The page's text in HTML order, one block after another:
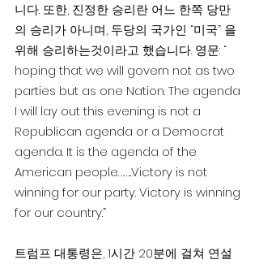
니다. 또한, 진정한 승리란 어느 한쪽 당만
의 승리가 아니며, 두당의 국가인 “미국” 을
위해 승리하는것이라고 했습니다. 영문: “
hoping that we will govern not as two
parties but as one Nation. The agenda
I will lay out this evening is not a
Republican agenda or a Democrat
agenda. It is the agenda of the
American people……..Victory is not
winning for our party. Victory is winning
for our country.”
트럼프 대통령은, 1시간 20분에 걸쳐 연설